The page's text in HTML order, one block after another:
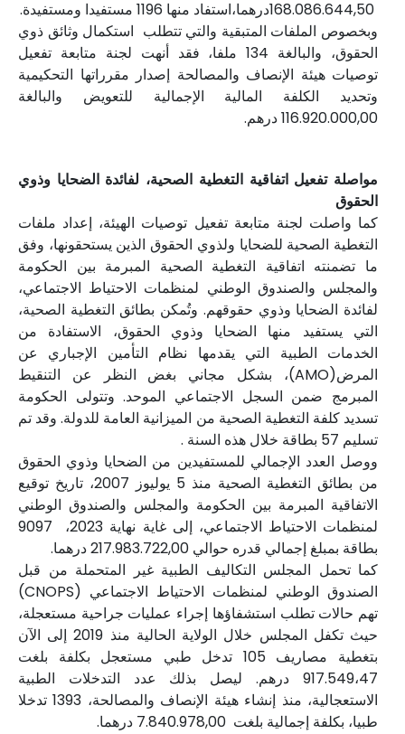
وبخصوص الملفات المتبقية والتي تتطلب استكمال وثائق ذوي
الحقوق، والبالغة 134 ملفا، فقد أنهت لجنة متابعة تفعيل
توصيات هيئة الإنصاف والمصالحة إصدار مقرراتها التحكيمية
وتحديد الكلفة المالية الإجمالية للتعويض والبالغة
116.920.000,00 درهم.
مواصلة تفعيل اتفاقية التغطية الصحية، لفائدة الضحايا وذوي
الحقوق
كما واصلت لجنة متابعة تفعيل توصيات الهيئة، إعداد ملفات
التغطية الصحية للضحايا ولذوي الحقوق الذين يستحقونها، وفق
ما تضمنته اتفاقية التغطية الصحية المبرمة بين الحكومة
والمجلس والصندوق الوطني لمنظمات الاحتياط الاجتماعي،
لفائدة الضحايا وذوي حقوقهم. وتُمكن بطائق التغطية الصحية،
التي يستفيد منها الضحايا وذوي الحقوق، الاستفادة من
الخدمات الطبية التي يقدمها نظام التأمين الإجباري عن
المرض(AMO)، بشكل مجاني بغض النظر عن التنقيط
المبرمج ضمن السجل الاجتماعي الموحد. وتتولى الحكومة
تسديد كلفة التغطية الصحية من الميزانية العامة للدولة. وقد تم
تسليم 57 بطاقة خلال هذه السنة .
ووصل العدد الإجمالي للمستفيدين من الضحايا وذوي الحقوق
من بطائق التغطية الصحية منذ 5 يوليوز 2007، تاريخ توقيع
الاتفاقية المبرمة بين الحكومة والمجلس والصندوق الوطني
لمنظمات الاحتياط الاجتماعي، إلى غاية نهاية 2023، 9097
بطاقة بمبلغ إجمالي قدره حوالي 217.983.722,00 درهما.
كما تحمل المجلس التكاليف الطبية غير المتحملة من قبل
الصندوق الوطني لمنظمات الاحتياط الاجتماعي (CNOPS)
تهم حالات تطلب استشفاؤها إجراء عمليات جراحية مستعجلة،
حيث تكفل المجلس خلال الولاية الحالية منذ 2019 إلى الآن
بتغطية مصاريف 105 تدخل طبي مستعجل بكلفة بلغت
917.549،47 درهم. ليصل بذلك عدد التدخلات الطبية
الاستعجالية، منذ إنشاء هيئة الإنصاف والمصالحة، 1393 تدخلا
طبيا، بكلفة إجمالية بلغت 7.840.978,00 درهما.